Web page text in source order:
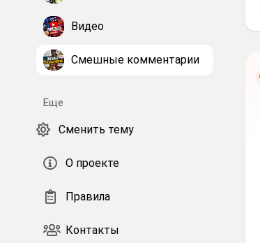
Видео
Смешные комментарии
Еще
Сменить тему
О проекте
Правила
Контакты